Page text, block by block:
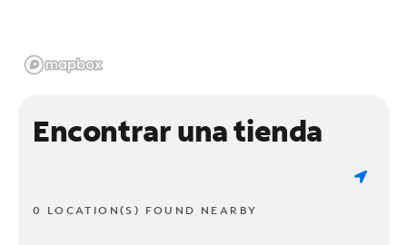
Encontrar una tienda
0 LOCATION(S) FOUND NEARBY